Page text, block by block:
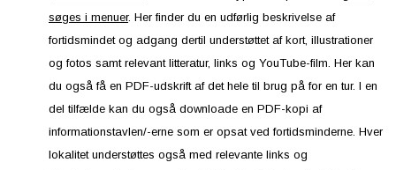
søges i menuer. Her finder du en udførlig beskrivelse af
fortidsmindet og adgang dertil understøttet af kort, illustrationer
og fotos samt relevant litteratur, links og YouTube-film. Her kan
du også få en PDF-udskrift af det hele til brug på for en tur. I en
del tilfælde kan du også downloade en PDF-kopi af
informationstavlen/-erne som er opsat ved fortidsminderne. Hver
lokalitet understøttes også med relevante links og